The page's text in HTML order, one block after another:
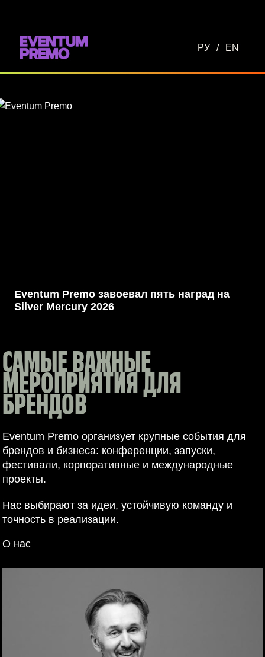
РУ / EN
Eventum Premo завоевал пять наград на
Silver Mercury 2026
САМЫЕ ВАЖНЫЕ
МЕРОПРИЯТИЯ ДЛЯ
БРЕНДОВ
Eventum Premo организует крупные события для
брендов и бизнеса: конференции, запуски,
фестивали, корпоративные и международные
проекты.
Нас выбирают за идеи, устойчивую команду и
точность в реализации.
О нас